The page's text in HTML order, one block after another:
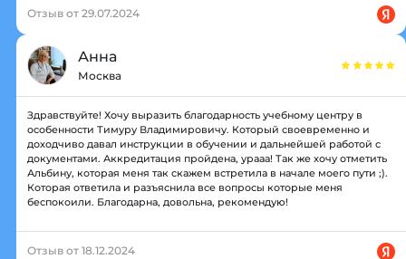
Отзыв от 29.07.2024
Анна
Москва
Здравствуйте! Хочу выразить благодарность учебному центру в
особенности Тимуру Владимировичу. Который своевременно и
доходчиво давал инструкции в обучении и дальнейшей работой с
документами. Аккредитация пройдена, урааа! Так же хочу отметить
Альбину, которая меня так скажем встретила в начале моего пути ;).
Которая ответила и разъяснила все вопросы которые меня
беспокоили. Благодарна, довольна, рекомендую!
Отзыв от 18.12.2024